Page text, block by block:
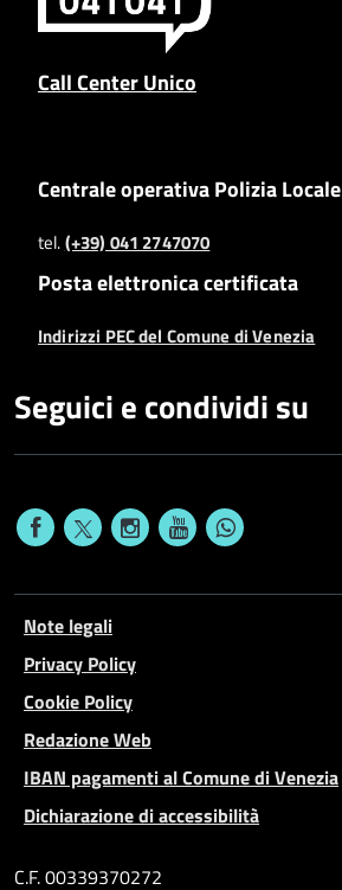
Call Center Unico
Centrale operativa Polizia Locale
tel.(+39) 041 2747070
Posta elettronica certificata
Indirizzi PEC del Comune di Venezia
Seguici e condividi su
Note legali
Privacy Policy
Cookie Policy
Redazione Web
IBAN pagamenti al Comune di Venezia
Dichiarazione di accessibilità
C.F. 00339370272